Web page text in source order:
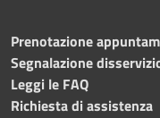
Prenotazione
Segnalazione
Leggi le FAQ
Richiesta di assistenza